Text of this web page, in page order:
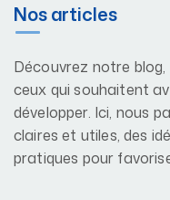
Nos articles
Découvrez notre
ceux qui souhaitent
développer. Ici, nous
claires et utiles, des
pratiques pour